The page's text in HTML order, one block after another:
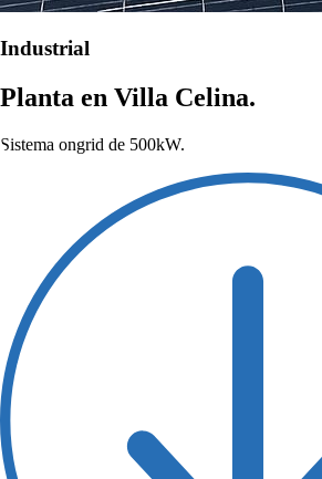
Industrial
Planta en Villa Celina.
Sistema ongrid de 500kW.